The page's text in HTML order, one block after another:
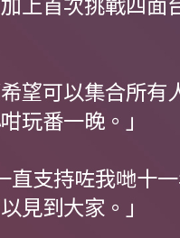
上首次挑戰四面
望可以集合所有
玩番一晚。」
直支持咗我哋十
見到大家。」